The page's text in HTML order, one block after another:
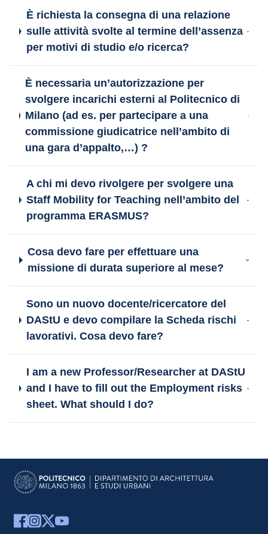
È richiesta la consegna di una relazione
sulle attività svolte al termine dell’assenza
per motivi di studio e/o ricerca?
È necessaria un’autorizzazione per
svolgere incarichi esterni al Politecnico di
Milano (ad es. per partecipare a una
commissione giudicatrice nell’ambito di
una gara d’appalto,…) ?
A chi mi devo rivolgere per svolgere una
Staff Mobility for Teaching nell’ambito del
programma ERASMUS?
Cosa devo fare per effettuare una
missione di durata superiore al mese?
Sono un nuovo docente/ricercatore del
DAStU e devo compilare la Scheda rischi
lavorativi. Cosa devo fare?
I am a new Professor/Researcher at DAStU
and I have to fill out the Employment risks
sheet. What should I do?